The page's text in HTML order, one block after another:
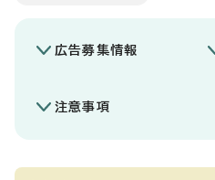
広告募集情報
注意事項